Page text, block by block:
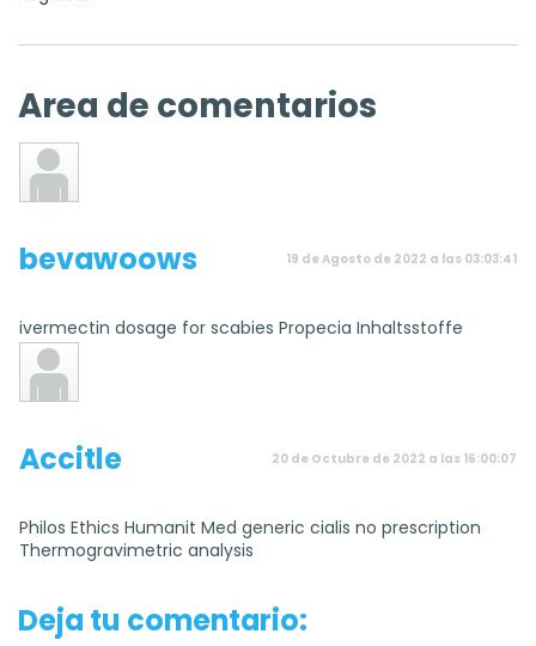
Area de comentarios
bevawoows 19 de Agosto de 2022 a las 03:03:41
ivermectin dosage for scabies Propecia Inhaltsstoffe
Accitle 20 de Octubre de 2022 a las 16:00:07
Philos Ethics Humanit Med generic cialis no prescription
Thermogravimetric analysis
Deja tu comentario: